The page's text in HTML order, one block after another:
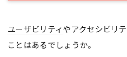
ユーザビリティやアクセシビリ
ことはあるでしょうか。